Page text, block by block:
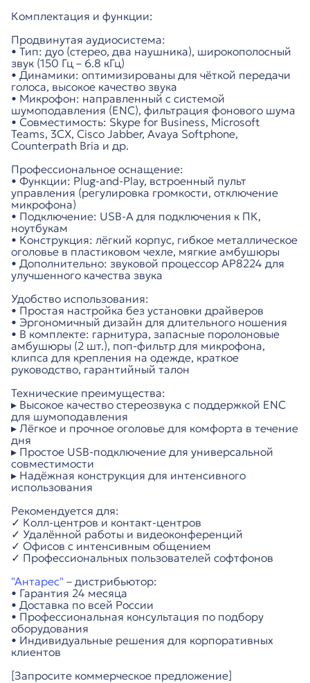
Комплектация и функции:
Продвинутая аудиосистема:
• Тип: дуо (стерео, два наушника), широкополосный
звук (150 Гц – 6.8 кГц)
• Динамики: оптимизированы для чёткой передачи
голоса, высокое качество звука
• Микрофон: направленный с системой
шумоподавления (ENC), фильтрация фонового шума
• Совместимость: Skype for Business, Microsoft
Teams, 3CX, Cisco Jabber, Avaya Softphone,
Counterpath Bria и др.
Профессиональное оснащение:
• Функции: Plug-and-Play, встроенный пульт
управления (регулировка громкости, отключение
микрофона)
• Подключение: USB-A для подключения к ПК,
ноутбукам
• Конструкция: лёгкий корпус, гибкое металлическое
оголовье в пластиковом чехле, мягкие амбушюры
• Дополнительно: звуковой процессор AP8224 для
улучшенного качества звука
Удобство использования:
• Простая настройка без установки драйверов
• Эргономичный дизайн для длительного ношения
• В комплекте: гарнитура, запасные поролоновые
амбушюры (2 шт.), поп-фильтр для микрофона,
клипса для крепления на одежде, краткое
руководство, гарантийный талон
Технические преимущества:
▸ Высокое качество стереозвука с поддержкой ENC
для шумоподавления
▸ Лёгкое и прочное оголовье для комфорта в течение
дня
▸ Простое USB-подключение для универсальной
совместимости
▸ Надёжная конструкция для интенсивного
использования
Рекомендуется для:
✓ Колл-центров и контакт-центров
✓ Удалённой работы и видеоконференций
✓ Офисов с интенсивным общением
✓ Профессиональных пользователей софтфонов
"Антарес" – дистрибьютор:
• Гарантия 24 месяца
• Доставка по всей России
• Профессиональная консультация по подбору
оборудования
• Индивидуальные решения для корпоративных
клиентов
[Запросите коммерческое предложение]